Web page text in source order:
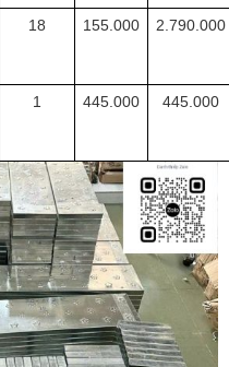
18 155.000 2.790.000
1 445.000 445.000